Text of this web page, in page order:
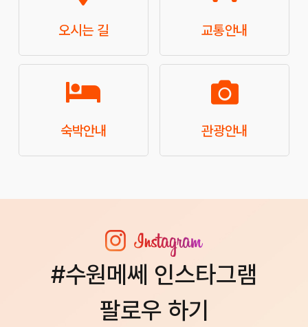
오시는 길 교통안내
숙박안내 관광안내
#수원메쎄 인스타그램
팔로우 하기